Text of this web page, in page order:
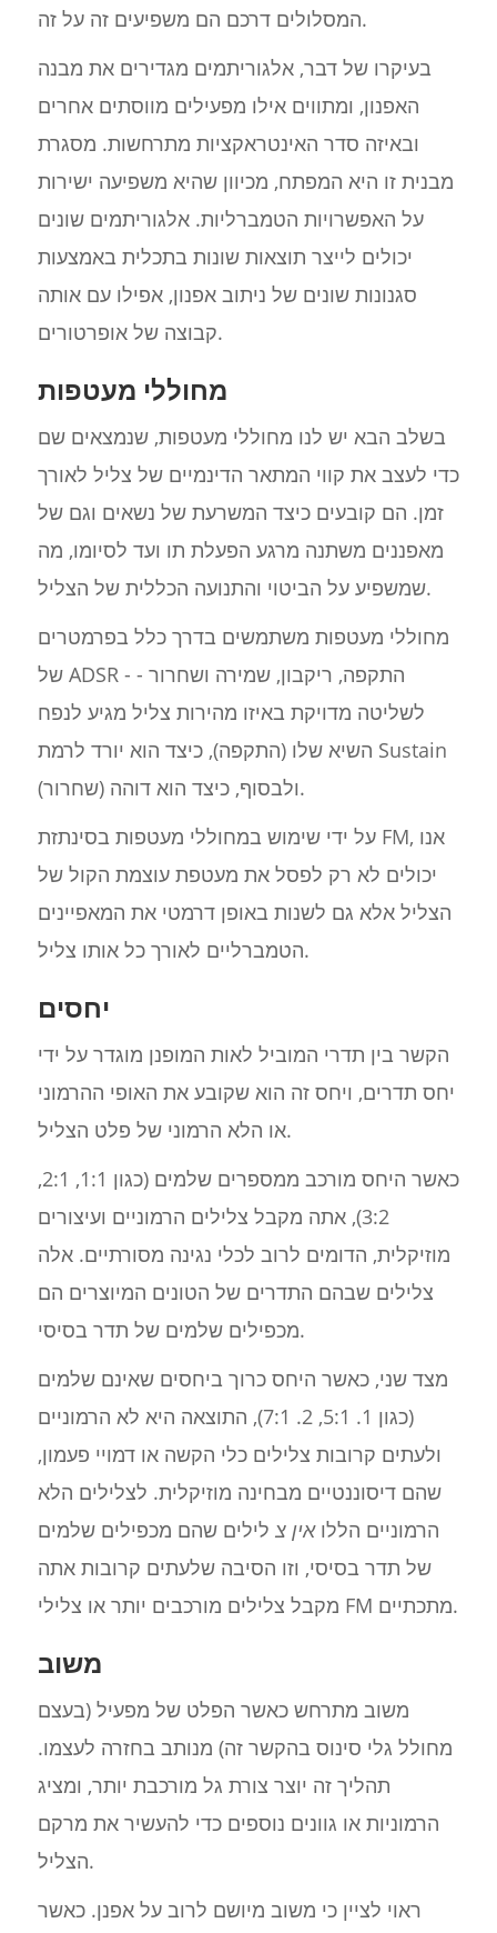
המסלולים דרכם הם משפיעים זה על זה.
בעיקרו של דבר, אלגוריתמים מגדירים את מבנה
האפנון, ומתווים אילו מפעילים מווסתים אחרים
ובאיזה סדר האינטראקציות מתרחשות. מסגרת
מבנית זו היא המפתח, מכיוון שהיא משפיעה ישירות
על האפשרויות הטמברליות. אלגוריתמים שונים
יכולים לייצר תוצאות שונות בתכלית באמצעות
סגנונות שונים של ניתוב אפנון, אפילו עם אותה
קבוצה של אופרטורים.
מחוללי מעטפות
בשלב הבא יש לנו מחוללי מעטפות, שנמצאים שם
כדי לעצב את קווי המתאר הדינמיים של צליל לאורך
זמן. הם קובעים כיצד המשרעת של נשאים וגם של
מאפננים משתנה מרגע הפעלת תו ועד לסיומו, מה
שמשפיע על הביטוי והתנועה הכללית של הצליל.
מחוללי מעטפות משתמשים בדרך כלל בפרמטרים
של ADSR - התקפה, ריקבון, שמירה ושחרור -
לשליטה מדויקת באיזו מהירות צליל מגיע לנפח
השיא שלו (התקפה), כיצד הוא יורד לרמת Sustain
ולבסוף, כיצד הוא דוהה (שחרור).
על ידי שימוש במחוללי מעטפות בסינתזת FM, אנו
יכולים לא רק לפסל את מעטפת עוצמת הקול של
הצליל אלא גם לשנות באופן דרמטי את המאפיינים
הטמברליים לאורך כל אותו צליל.
יחסים
הקשר בין תדרי המוביל לאות המופנן מוגדר על ידי
יחס תדרים, ויחס זה הוא שקובע את האופי ההרמוני
או הלא הרמוני של פלט הצליל.
כאשר היחס מורכב ממספרים שלמים (כגון 1:1, 2:1,
3:2), אתה מקבל צלילים הרמוניים ועיצורים
מוזיקלית, הדומים לרוב לכלי נגינה מסורתיים. אלה
צלילים שבהם התדרים של הטונים המיוצרים הם
מכפילים שלמים של תדר בסיסי.
מצד שני, כאשר היחס כרוך ביחסים שאינם שלמים
(כגון 1. 5:1, 2. 7:1), התוצאה היא לא הרמוניים
ולעתים קרובות צלילים כלי הקשה או דמויי פעמון,
שהם דיסוננטיים מבחינה מוזיקלית. לצלילים הלא
הרמוניים הללואין צ לילים שהם מכפילים שלמים
של תדר בסיסי, וזו הסיבה שלעתים קרובות אתה
מקבל צלילים מורכבים יותר או צלילי FM מתכתיים.
משוב
משוב מתרחש כאשר הפלט של מפעיל (בעצם
מחולל גלי סינוס בהקשר זה) מנותב בחזרה לעצמו.
תהליך זה יוצר צורת גל מורכבת יותר, ומציג
הרמוניות או גוונים נוספים כדי להעשיר את מרקם
הצליל.
ראוי לציין כי משוב מיושם לרוב על אפנן. כאשר